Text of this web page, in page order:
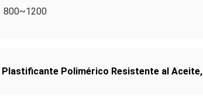
800~1200
Plastificante Polimérico Resistente al Aceite,